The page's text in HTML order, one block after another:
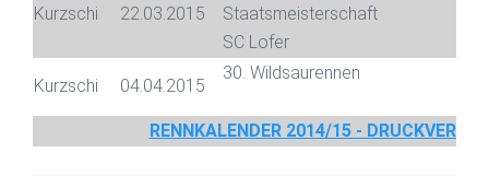
Kurzschi 22.03.2015
Staatsmeisterschaft
SC Lofer
Kurzschi 04.04.2015
30. Wildsaurennen
RENNKALENDER 2014/15 -